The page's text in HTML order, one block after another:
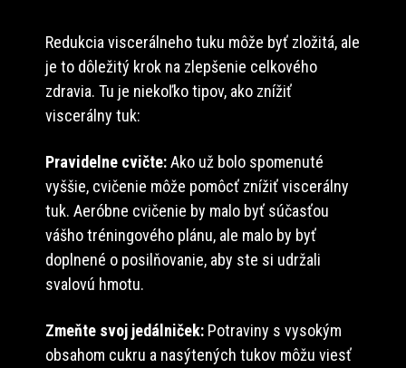
Redukcia viscerálneho tuku môže byť zložitá, ale
je to dôležitý krok na zlepšenie celkového
zdravia. Tu je niekoľko tipov, ako znížiť
viscerálny tuk:
Pravidelne cvičte:Ako už bolo spomenuté
vyššie, cvičenie môže pomôcť znížiť viscerálny
tuk. Aeróbne cvičenie by malo byť súčasťou
vášho tréningového plánu, ale malo by byť
doplnené o posilňovanie, aby ste si udržali
svalovú hmotu.
Zmeňte svoj jedálniček: Potraviny s vysokým
obsahom cukru a nasýtených tukov môžu viesť